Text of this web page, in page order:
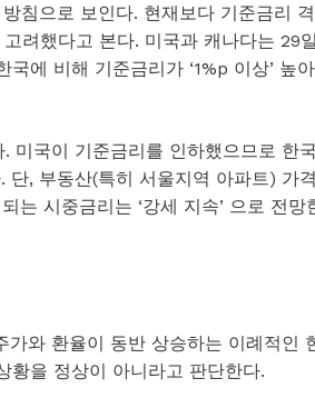
침으로 보인다. 현재보다 기준금리 격
려했다고 본다. 미국과 캐나다는 29
에 비해 기준금리가 ‘1%p 이상’ 높아
미국이 기준금리를 인하했으므로 한
단, 부동산(특히 서울지역 아파트) 가
는 시중금리는 ‘강세 지속’ 으로 전망
와 환율이 동반 상승하는 이례적인
황을 정상이 아니라고 판단한다.